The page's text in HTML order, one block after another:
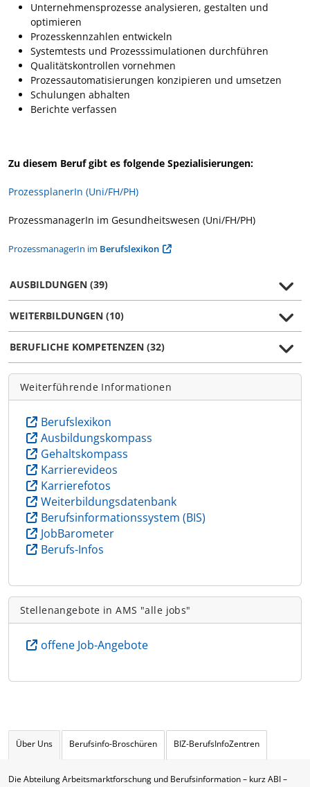
Unternehmensprozesse analysieren, gestalten und
optimieren
Prozesskennzahlen entwickeln
Systemtests und Prozesssimulationen durchführen
Qualitätskontrollen vornehmen
Prozessautomatisierungen konzipieren und umsetzen
Schulungen abhalten
Berichte verfassen
Zu diesem Beruf gibt es folgende Spezialisierungen:
ProzessplanerIn (Uni/FH/PH)
ProzessmanagerIn im Gesundheitswesen (Uni/FH/PH)
ProzessmanagerIn im Berufslexikon
AUSBILDUNGEN (39)
WEITERBILDUNGEN (10)
BERUFLICHE KOMPETENZEN (32)
Weiterführende Informationen
Berufslexikon
Ausbildungskompass
Gehaltskompass
Karrierevideos
Karrierefotos
Weiterbildungsdatenbank
Berufsinformationssystem (BIS)
JobBarometer
Berufs-Infos
Stellenangebote in AMS "alle jobs"
offene Job-Angebote
Über Uns Berufsinfo-Broschüren BIZ-BerufsInfoZentren
Die Abteilung Arbeitsmarktforschung und Berufsinformation – kurz ABI –